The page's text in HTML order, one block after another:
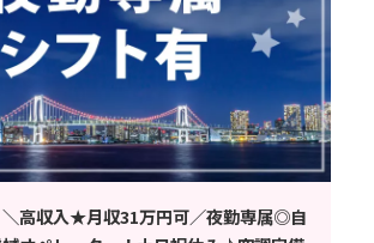
＼高収入★月収31万円可／夜勤専属◎自